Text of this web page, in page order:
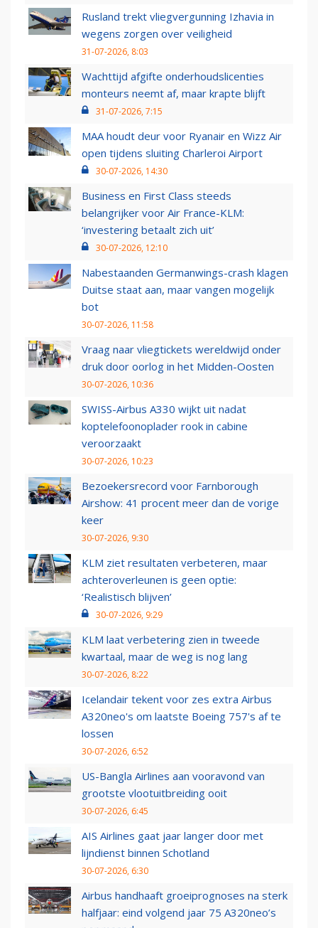
Rusland trekt vliegvergunning Izhavia in
wegens zorgen over veiligheid
31-07-2026, 8:03
Wachttijd afgifte onderhoudslicenties
monteurs neemt af, maar krapte blijft
31-07-2026, 7:15
MAA houdt deur voor Ryanair en Wizz Air
open tijdens sluiting Charleroi Airport
30-07-2026, 14:30
Business en First Class steeds
belangrijker voor Air France-KLM:
‘investering betaalt zich uit’
30-07-2026, 12:10
Nabestaanden Germanwings-crash klagen
Duitse staat aan, maar vangen mogelijk
bot
30-07-2026, 11:58
Vraag naar vliegtickets wereldwijd onder
druk door oorlog in het Midden-Oosten
30-07-2026, 10:36
SWISS-Airbus A330 wijkt uit nadat
koptelefoonoplader rook in cabine
veroorzaakt
30-07-2026, 10:23
Bezoekersrecord voor Farnborough
Airshow: 41 procent meer dan de vorige
keer
30-07-2026, 9:30
KLM ziet resultaten verbeteren, maar
achteroverleunen is geen optie:
‘Realistisch blijven’
30-07-2026, 9:29
KLM laat verbetering zien in tweede
kwartaal, maar de weg is nog lang
30-07-2026, 8:22
Icelandair tekent voor zes extra Airbus
A320neo's om laatste Boeing 757's af te
lossen
30-07-2026, 6:52
US-Bangla Airlines aan vooravond van
grootste vlootuitbreiding ooit
30-07-2026, 6:45
AIS Airlines gaat jaar langer door met
lijndienst binnen Schotland
30-07-2026, 6:30
Airbus handhaaft groeiprognoses na sterk
halfjaar: eind volgend jaar 75 A320neo’s